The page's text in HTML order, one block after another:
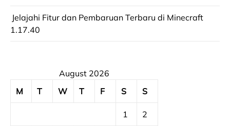
Jelajahi Fitur dan Pembaruan Terbaru di Minecraft
1.17.40
August 2026
M
T W T F S S
1 2